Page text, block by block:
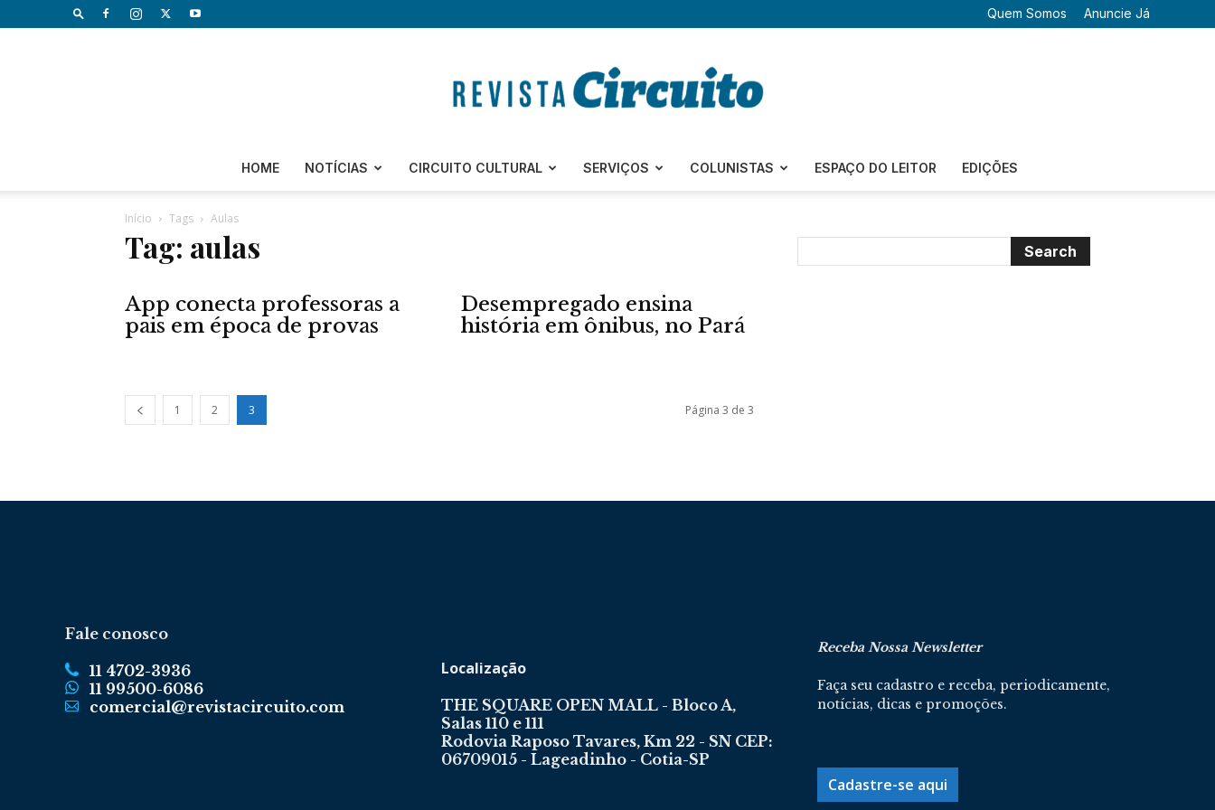
Quem Somos Anuncie Já
Revista
Notícias
HOME NOTÍCIAS CIRCUITO CULTURAL SERVIÇOS COLUNISTAS ESPAÇO DO LEITOR EDIÇÕES
Início Tags Aulas
Tag: aulas
App conecta professoras a
pais em época de provas
Desempregado ensina
história em ônibus, no Pará
1 2 3 Página 3 de 3
Fale conosco
11 4702-3936
11 99500-6086
comercial@revistacircuito.com
Localização
THE SQUARE OPEN MALL - Bloco A,
Salas 110 e 111
Rodovia Raposo Tavares, Km 22 - SN CEP:
06709015 - Lageadinho - Cotia-SP
Receba Nossa Newsletter
Faça seu cadastro e receba, periodicamente,
notícias, dicas e promoções.
Cadastre-se aqui